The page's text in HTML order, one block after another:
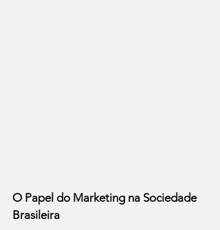
O Papel do Marketing na Sociedade
Brasileira